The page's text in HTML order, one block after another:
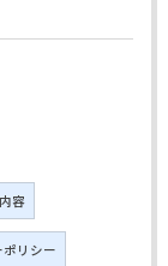
容
リシー